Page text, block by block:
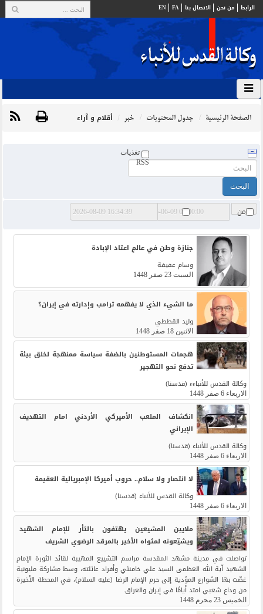
الرابط من نحن الاتصال بنا FA
EN
الصفحة الرئيسية جدول المحتويات خبر أقلام و آراء
تغذيات
RSS
من حتی
جنازة وطن في عالمٍ اعتاد الإبادة
وسام عفيفة
السبت 23 صفر 1448
ما الشيء الذي لا يفهمه ترامب وإدارته في إيران؟
وليد القططي
الاثنين 18 صفر 1448
هجمات المستوطنين بالضفة سياسة ممنهجة لخلق بيئة
تدفع نحو التهجير
وكالة القدس للأنباءء (قدسنا)
الاربعاء 6 صفر 1448
انكشاف الملعب الأميركي الأردني امام التهديف
الإيراني
وكالة القدس للأنباء (قدسنا)
الاربعاء 6 صفر 1448
لا انتصار ولا سلام.. حروب أميركا الإمبريالية العقيمة
وكالة القدس للأنباء (قدسنا)
الاربعاء 6 صفر 1448
ملايين المشيعين يهتفون بالثأر للإمام الشهيد
ويشيّعونه لمثواه الأخير بالمرقد الرضوي الشريف
تواصلت في مدينة مشهد المقدسة مراسم التشييع المهيبة لقائد الثورة الإمام
الشهيد آية الله العظمى السيد علي خامنئي وأفراد عائلته، وسط مشاركة مليونية
غصّت بها الشوارع المؤدية إلى حرم الإمام الرضا (عليه السلام)، في المحطة الأخيرة
من وداع شعبي امتد أيامًا في إيران والعراق.
الخميس 23 محرم 1448